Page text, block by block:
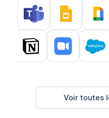
Voir toutes